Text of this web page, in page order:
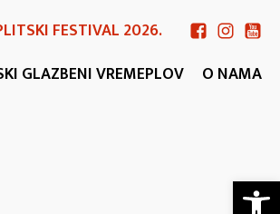
FESTIVAL 2026.
GLAZBENI VREMEPLOV O NAMA